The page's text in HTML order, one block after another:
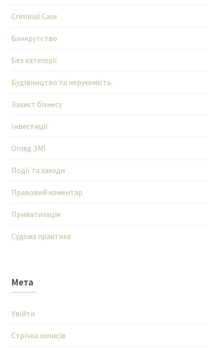
Criminal Case
Банкрутство
Без категорії
Будівництво та нерухомість
Захист бізнесу
Інвестиції
Огляд ЗМІ
Події та заходи
Правовий коментар
Приватизація
Судова практика
Мета
Увійти
Стрічка записів